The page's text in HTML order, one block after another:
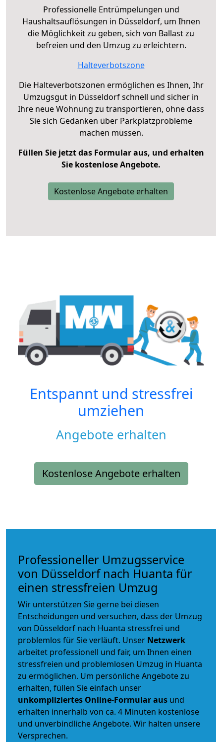
Professionelle Entrümpelungen und
Haushaltsauflösungen in Düsseldorf, um Ihnen
die Möglichkeit zu geben, sich von Ballast zu
befreien und den Umzug zu erleichtern.
Halteverbotszone
Die Halteverbotszonen ermöglichen es Ihnen, Ihr
Umzugsgut in Düsseldorf schnell und sicher in
Ihre neue Wohnung zu transportieren, ohne dass
Sie sich Gedanken über Parkplatzprobleme
machen müssen.
Füllen Sie jetzt das Formular aus, und erhalten
Sie kostenlose Angebote.
Kostenlose Angebote erhalten
Entspannt und stressfrei
umziehen
Angebote erhalten
Kostenlose Angebote erhalten
Professioneller Umzugsservice
von Düsseldorf nach Huanta für
einen stressfreien Umzug
Wir unterstützen Sie gerne bei diesen
Entscheidungen und versuchen, dass der Umzug
von Düsseldorf nach Huanta stressfrei und
problemlos für Sie verläuft. Unser Netzwerk
arbeitet professionell und fair, um Ihnen einen
stressfreien und problemlosen Umzug in Huanta
zu ermöglichen. Um persönliche Angebote zu
erhalten, füllen Sie einfach unser
unkompliziertes Online-Formular aus und
erhalten innerhalb von ca. 4 Minuten kostenlose
und unverbindliche Angebote. Wir halten unsere
Versprechen.